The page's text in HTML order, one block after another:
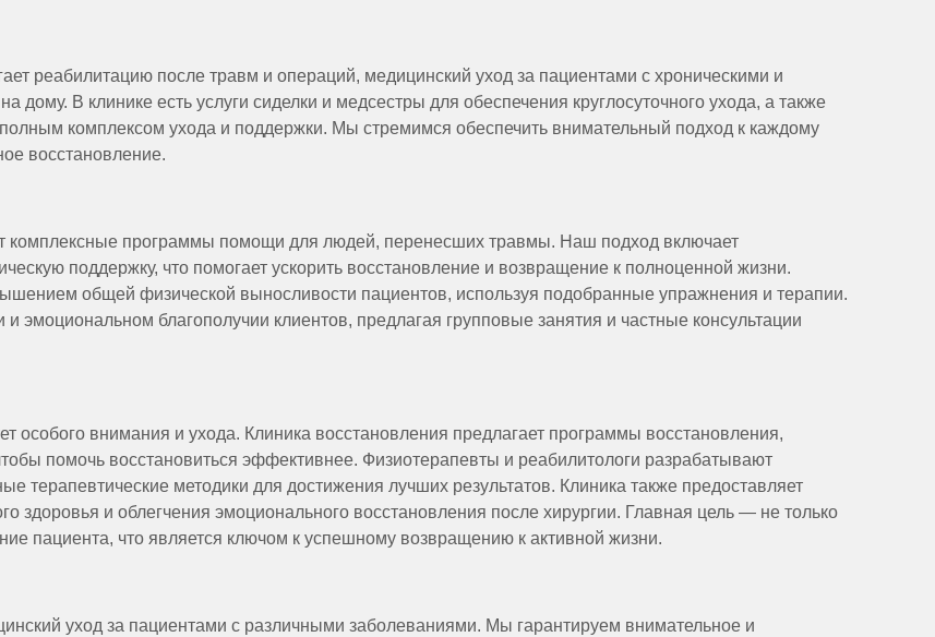
реабилитацию после травм и операций, медицинский уход за пациентами с хроническими и
В клинике есть услуги сиделки и медсестры для обеспечения круглосуточного ухода, а также
комплексом ухода и поддержки. Мы стремимся обеспечить внимательный подход к каждому
восстановление.
комплексные программы помощи для людей, перенесших травмы. Наш подход включает
поддержку, что помогает ускорить восстановление и возвращение к полноценной жизни.
общей физической выносливости пациентов, используя подобранные упражнения и терапии.
эмоциональном благополучии клиентов, предлагая групповые занятия и частные консультации
особого внимания и ухода. Клиника восстановления предлагает программы восстановления,
помочь восстановиться эффективнее. Физиотерапевты и реабилитологи разрабатывают
терапевтические методики для достижения лучших результатов. Клиника также предоставляет
здоровья и облегчения эмоционального восстановления после хирургии. Главная цель — не только
пациента, что является ключом к успешному возвращению к активной жизни.
уход за пациентами с различными заболеваниями. Мы гарантируем внимательное и